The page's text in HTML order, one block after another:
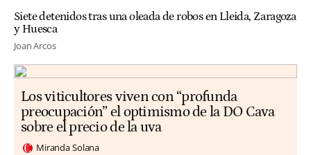
Siete detenidos tras una oleada de robos en Lleida, Zaragoza
y Huesca
Joan Arcos
Los viticultores viven con “profunda
preocupación” el optimismo de la DO Cava
sobre el precio de la uva
Miranda Solana